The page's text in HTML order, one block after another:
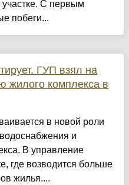
участке. С первым
побеги...
ГУП взял на
жилого комплекса в
в новой роли
и
В управление
где возводится больше
жилья....